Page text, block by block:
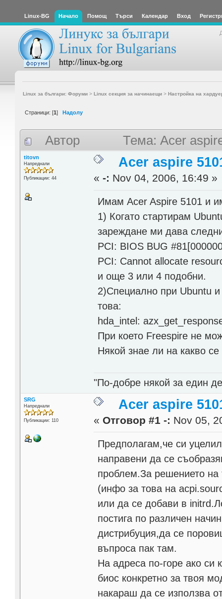
Linux-BG Начало Помощ Търси Календар Вход
Linux за българи: Форуми> Linux секция за начинаещи> Настройка на
Страници: [1] Надолу
Автор Тема: Acer
titovn
Напреднали
Публикации: 44
Acer aspire
«-: Nov 04, 2006, 16:49 »
Имам Acer Aspire 5101 и
1) Когато стартирам
зареждане ми дава
PCI: BIOS BUG
PCI: Cannot allocate
и още 3 или 4 подобни.
2)Специално при Ubuntu
това:
hda_intel:
При което Freespire не
Някой знае ли на какво
"По-добре някой за един
SRG
Напреднали
Публикации: 110
Acer aspire
« Отговор #1 -: Nov 05,
Предполагам,че си
направени да се
проблем.За решението на
(инфо за това на
или да се добави в
постига по различен
дистрибуция,да се
въпроса пак там.
На адреса по-горе ако
биос конкретно за твоя
накараш да се използва